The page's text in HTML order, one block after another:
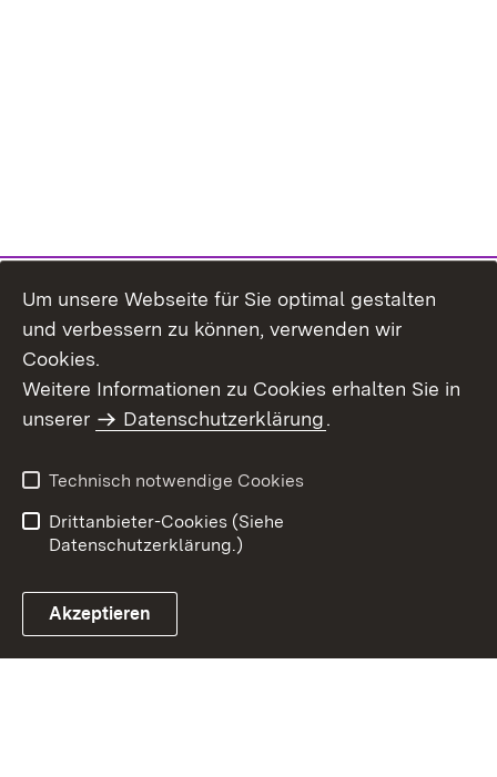
Um unsere Webseite für Sie optimal gestalten
und verbessern zu können, verwenden wir
Cookies.
Weitere Informationen zu Cookies erhalten Sie in
unserer
Datenschutzerklärung.
Technisch notwendige Cookies
Drittanbieter-Cookies (Siehe
Datenschutzerklärung.)
Akzeptieren